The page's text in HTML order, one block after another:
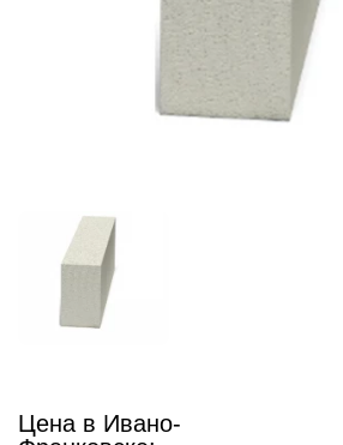
Цена в Ивано-